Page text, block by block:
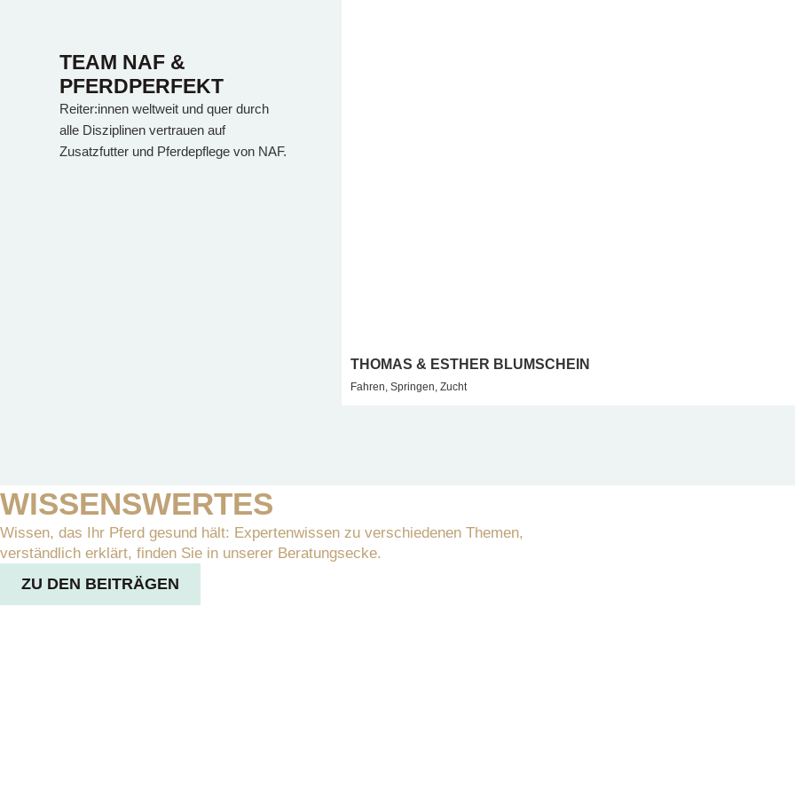
TEAM NAF &
PFERDPERFEKT
Reiter:innen weltweit und quer durch
alle Disziplinen vertrauen auf
Zusatzfutter und Pferdepflege von NAF.
THOMAS & ESTHER BLUMSCHEIN
Fahren, Springen, Zucht
WISSENSWERTES
Wissen, das Ihr Pferd gesund hält: Expertenwissen zu verschiedenen Themen,
verständlich erklärt, finden Sie in unserer Beratungsecke.
ZU DEN BEITRÄGEN